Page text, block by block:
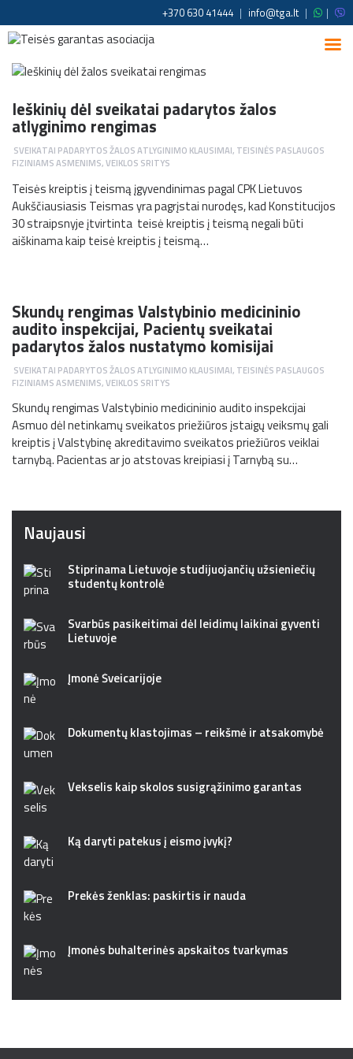
+370 630 41444 | info@tga.lt | |
Ieškinių dėl sveikatai padarytos žalos
atlyginimo rengimas
SVEIKATAI PADARYTOS ŽALOS ATLYGINIMO KLAUSIMAI, TEISINĖS PASLAUGOS
FIZINIAMS ASMENIMS,VEIKLOS SRITYS
Teisės kreiptis į teismą įgyvendinimas pagal CPK Lietuvos
Aukščiausiasis Teismas yra pagrįstai nurodęs, kad Konstitucijos
30 straipsnyje įtvirtinta teisė kreiptis į teismą negali būti
aiškinama kaip teisė kreiptis į teismą…
Skundų rengimas Valstybinio medicininio
audito inspekcijai, Pacientų sveikatai
padarytos žalos nustatymo komisijai
SVEIKATAI PADARYTOS ŽALOS ATLYGINIMO KLAUSIMAI, TEISINĖS PASLAUGOS
FIZINIAMS ASMENIMS,VEIKLOS SRITYS
Skundų rengimas Valstybinio medicininio audito inspekcijai
Asmuo dėl netinkamų sveikatos priežiūros įstaigų veiksmų gali
kreiptis į Valstybinę akreditavimo sveikatos priežiūros veiklai
tarnybą. Pacientas ar jo atstovas kreipiasi į Tarnybą su…
Naujausi
Stiprinama Lietuvoje studijuojančių užsieniečių
studentų kontrolė
Svarbūs pasikeitimai dėl leidimų laikinai gyventi
Lietuvoje
Įmonė Šveicarijoje
Dokumentų klastojimas – reikšmė ir atsakomybė
Vekselis kaip skolos susigrąžinimo garantas
Ką daryti patekus į eismo įvykį?
Prekės ženklas: paskirtis ir nauda
Įmonės buhalterinės apskaitos tvarkymas